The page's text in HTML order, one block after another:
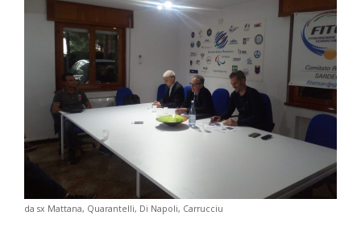
da sx Mattana, Quarantelli, Di Napoli, Carrucciu